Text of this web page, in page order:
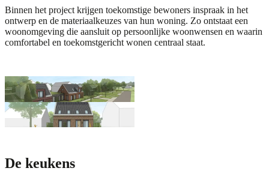
Binnen het project krijgen toekomstige bewoners inspraak in het
ontwerp en de materiaalkeuzes van hun woning. Zo ontstaat een
woonomgeving die aansluit op persoonlijke woonwensen en waarin
comfortabel en toekomstgericht wonen centraal staat.
De keukens